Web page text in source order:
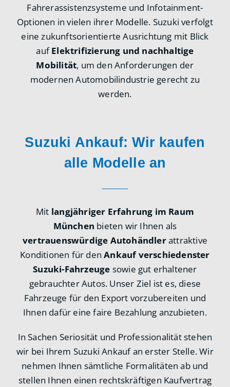
Fahrerassistenzsysteme und Infotainment-
Optionen in vielen ihrer Modelle. Suzuki verfolgt
eine zukunftsorientierte Ausrichtung mit Blick
aufElektrifizierung und nachhaltige
Mobilität, um den Anforderungen der
modernen Automobilindustrie gerecht zu
werden.
Suzuki Ankauf: Wir kaufen
alle Modelle an
Mit langjähriger Erfahrung im Raum
München bieten wir Ihnen als
vertrauenswürdige Autohändlerattraktive
Konditionen für denAnkauf verschiedenster
Suzuki-Fahrzeuge sowie gut erhaltener
gebrauchter Autos. Unser Ziel ist es, diese
Fahrzeuge für den Export vorzubereiten und
Ihnen dafür eine faire Bezahlung anzubieten.
In Sachen Seriosität und Professionalität stehen
wir bei Ihrem Suzuki Ankauf an erster Stelle. Wir
nehmen Ihnen sämtliche Formalitäten ab und
stellen Ihnen einen rechtskräftigen Kaufvertrag